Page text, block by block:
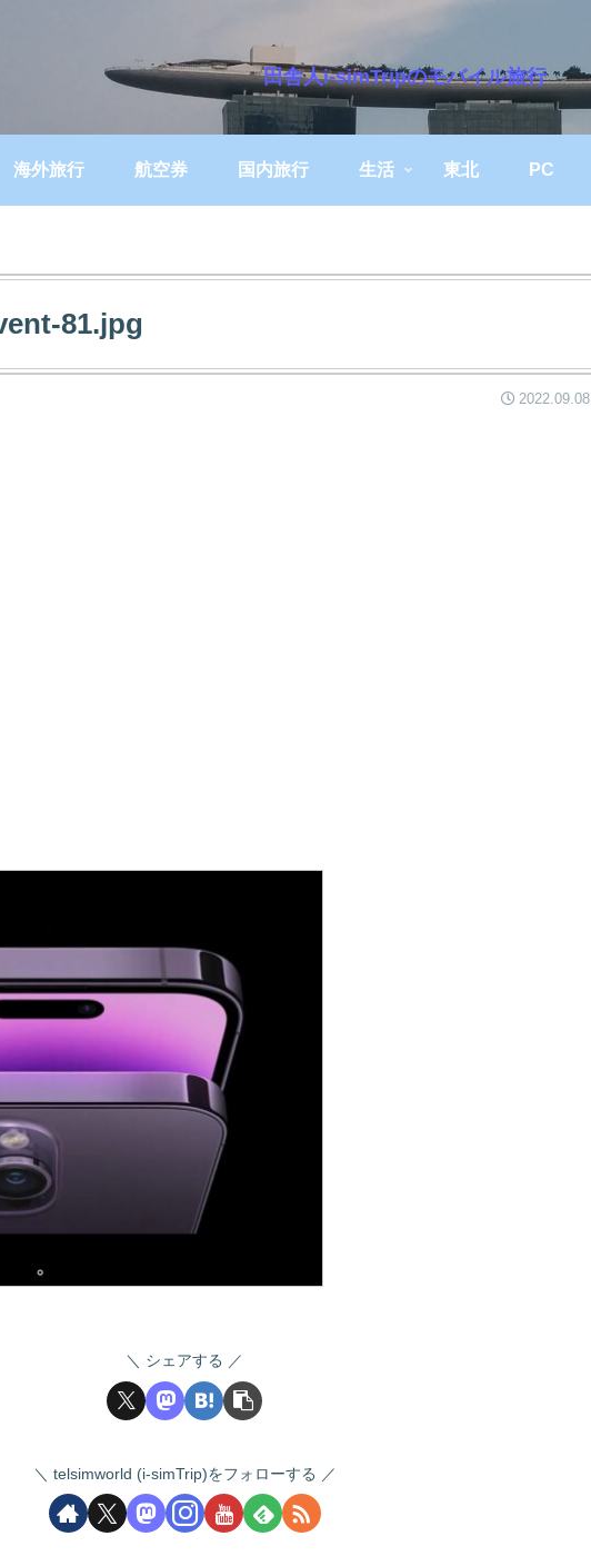
田舎人i-simTripのモバイル旅行
海外旅行 航空券 国内旅行 生活 東北 PC
81.jpg
2022.09.08
シェアする
telsimworld (i-simTrip)をフォローする